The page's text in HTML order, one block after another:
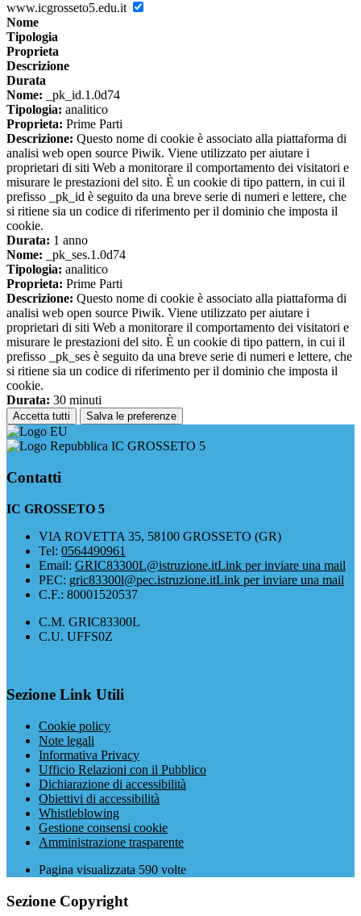
www.icgrosseto5.edu.it
Nome
Tipologia
Proprieta
Descrizione
Durata
Nome: _pk_id.1.0d74
Tipologia: analitico
Proprieta: Prime Parti
Descrizione: Questo nome di cookie è associato alla piattaforma di
analisi web open source Piwik. Viene utilizzato per aiutare i
proprietari di siti Web a monitorare il comportamento dei visitatori e
misurare le prestazioni del sito. È un cookie di tipo pattern, in cui il
prefisso _pk_id è seguito da una breve serie di numeri e lettere, che
si ritiene sia un codice di riferimento per il dominio che imposta il
cookie.
Durata: 1 anno
Nome: _pk_ses.1.0d74
Tipologia: analitico
Proprieta: Prime Parti
Descrizione: Questo nome di cookie è associato alla piattaforma di
analisi web open source Piwik. Viene utilizzato per aiutare i
proprietari di siti Web a monitorare il comportamento dei visitatori e
misurare le prestazioni del sito. È un cookie di tipo pattern, in cui il
prefisso _pk_ses è seguito da una breve serie di numeri e lettere, che
si ritiene sia un codice di riferimento per il dominio che imposta il
cookie.
Durata: 30 minuti
Accetta tutti Salva le preferenze
IC GROSSETO 5
Contatti
IC GROSSETO 5
VIA ROVETTA 35, 58100 GROSSETO (GR)
Tel: 0564490961
Email: GRIC83300L@istruzione.itLink per inviare una mail
PEC: gric83300l@pec.istruzione.itLink per inviare una mail
C.F.: 80001520537
C.M. GRIC83300L
C.U. UFFS0Z
Sezione Link Utili
Cookie policy
Note legali
Informativa Privacy
Ufficio Relazioni con il Pubblico
Dichiarazione di accessibilità
Obiettivi di accessibilità
Whistleblowing
Gestione consensi cookie
Amministrazione trasparente
Pagina visualizzata 590 volte
Sezione Copyright